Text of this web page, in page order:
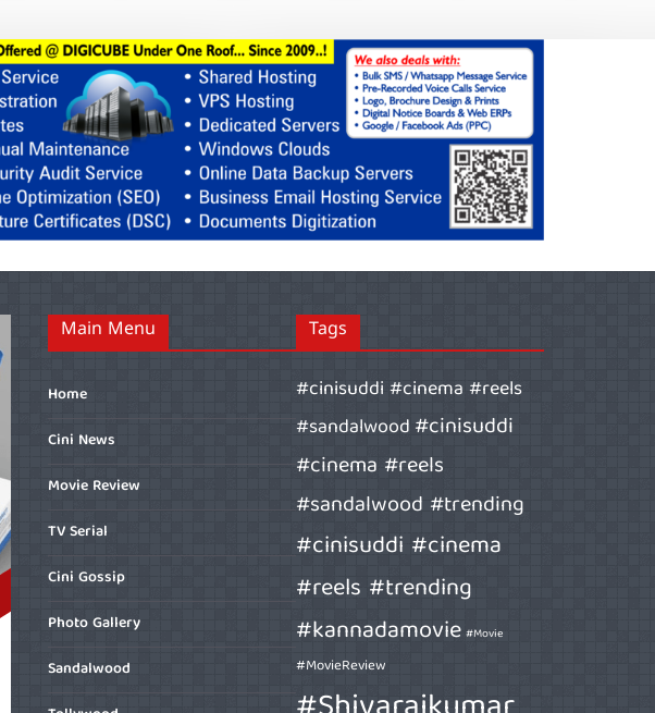
Main Menu
Home
Cini News
Movie Review
TV Serial
Cini Gossip
Photo Gallery
Sandalwood
Tags
#cinisuddi #cinema #reels
#sandalwood#cinisuddi
#cinema #reels
#sandalwood #trending
#cinisuddi #cinema
#reels #trending
#kannadamovie #Movie
#MovieReview